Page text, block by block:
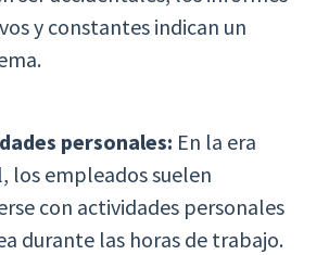
y constantes indican un
personales: En la era
los empleados suelen
con actividades personales
durante las horas de trabajo.